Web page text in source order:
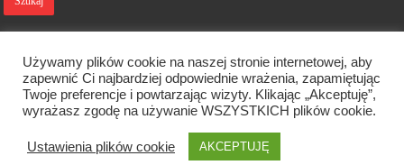
Designed by Webdawid
Oficjalna strona Diecezji Zielonogórsko-Gorzowskiej. © 2026. Wszelkie
Używamy plików cookie na naszej stronie internetowej, aby
zapewnić Ci najbardziej odpowiednie wrażenia, zapamiętując
Twoje preferencje i powtarzając wizyty. Klikając „Akceptuję”,
wyrażasz zgodę na używanie WSZYSTKICH plików cookie.
Ustawienia plików cookie AKCEPTUJĘ